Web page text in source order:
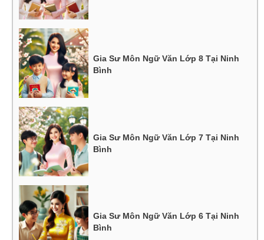
Gia Sư Môn Ngữ Văn Lớp 8 Tại Ninh
Bình
Gia Sư Môn Ngữ Văn Lớp 7 Tại Ninh
Bình
Gia Sư Môn Ngữ Văn Lớp 6 Tại Ninh
Bình